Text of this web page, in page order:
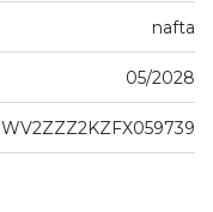
nafta
05/2028
WV2ZZZ2KZFX059739